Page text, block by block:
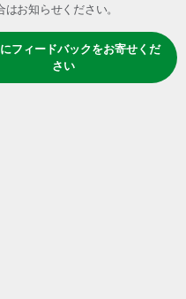
はお知らせください。
フィードバックをお寄せくだ
さい